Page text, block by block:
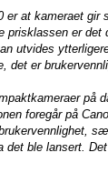
er at kameraet
prisklassen er
utvides
det er
på
foregår på
det ble lansert.